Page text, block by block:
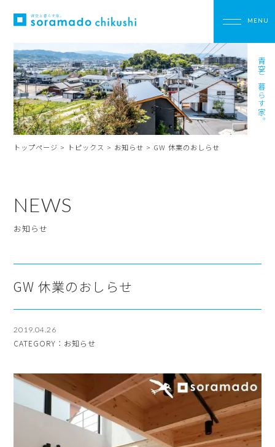
青空と暮らす家。
トップページ > トピックス > お知らせ > GW 休業のおしらせ
NEWS
お知らせ
GW 休業のおしらせ
2019.04.26
CATEGORY：お知らせ